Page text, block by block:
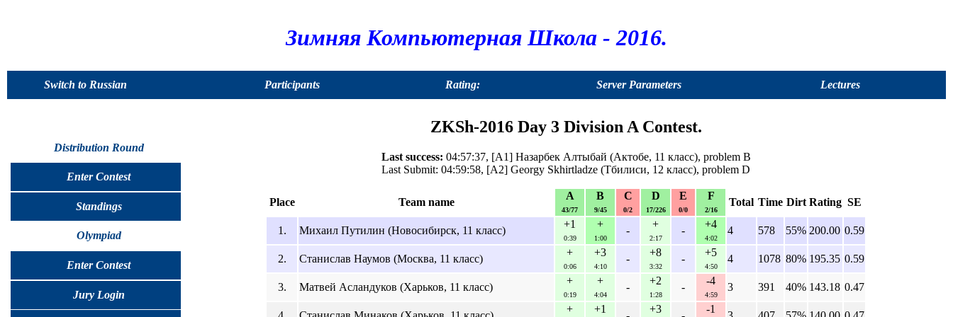
Зимняя Компьютерная Школа - 2016.
Switch to Russian Participants Rating: Server Parameters Lectures
Distribution Round
Enter Contest
Standings
Olympiad
Enter Contest
Jury Login
ZKSh-2016 Day 3 Division A Contest.
Last success: 04:57:37, [A1] Назарбек Алтыбай (Актобе, 11 класс), problem B
Last Submit: 04:59:58, [A2] Georgy Skhirtladze (Тбилиси, 12 класс), problem D
Place Team name
A
43/77
B
9/45
C
0/2
D
17/226
E
0/0
F
2/16
Total Time Dirt Rating SE
1. Михаил Путилин (Новосибирск, 11 класс)
+1
0:39
+
1:00
-
+
2:17
-
+4
4:02
4 578 55% 200.00 0.59
2. Станислав Наумов (Москва, 11 класс)
+
0:06
+3
4:10
-
+8
3:32
-
+5
4:50
4 1078 80% 195.35 0.59
3. Матвей Асландуков (Харьков, 11 класс)
+
0:19
+
4:04
-
+2
1:28
-
-4
4:59
3 391 40% 143.18 0.47
+ +1 +3 -1